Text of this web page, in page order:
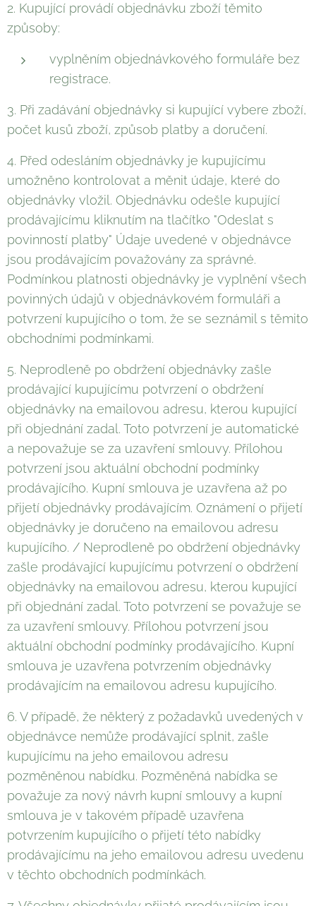
2. Kupující provádí objednávku zboží těmito
způsoby:
vyplněním objednávkového formuláře bez
registrace.
3. Při zadávání objednávky si kupující vybere zboží,
počet kusů zboží, způsob platby a doručení.
4. Před odesláním objednávky je kupujícímu
umožněno kontrolovat a měnit údaje, které do
objednávky vložil. Objednávku odešle kupující
prodávajícímu kliknutím na tlačítko "Odeslat s
povinností platby" Údaje uvedené v objednávce
jsou prodávajícím považovány za správné.
Podmínkou platnosti objednávky je vyplnění všech
povinných údajů v objednávkovém formuláři a
potvrzení kupujícího o tom, že se seznámil s těmito
obchodními podmínkami.
5. Neprodleně po obdržení objednávky zašle
prodávající kupujícímu potvrzení o obdržení
objednávky na emailovou adresu, kterou kupující
při objednání zadal. Toto potvrzení je automatické
a nepovažuje se za uzavření smlouvy. Přílohou
potvrzení jsou aktuální obchodní podmínky
prodávajícího. Kupní smlouva je uzavřena až po
přijetí objednávky prodávajícím. Oznámení o přijetí
objednávky je doručeno na emailovou adresu
kupujícího. / Neprodleně po obdržení objednávky
zašle prodávající kupujícímu potvrzení o obdržení
objednávky na emailovou adresu, kterou kupující
při objednání zadal. Toto potvrzení se považuje se
za uzavření smlouvy. Přílohou potvrzení jsou
aktuální obchodní podmínky prodávajícího. Kupní
smlouva je uzavřena potvrzením objednávky
prodávajícím na emailovou adresu kupujícího.
6. V případě, že některý z požadavků uvedených v
objednávce nemůže prodávající splnit, zašle
kupujícímu na jeho emailovou adresu
pozměněnou nabídku. Pozměněná nabídka se
považuje za nový návrh kupní smlouvy a kupní
smlouva je v takovém případě uzavřena
potvrzením kupujícího o přijetí této nabídky
prodávajícímu na jeho emailovou adresu uvedenu
v těchto obchodních podmínkách.